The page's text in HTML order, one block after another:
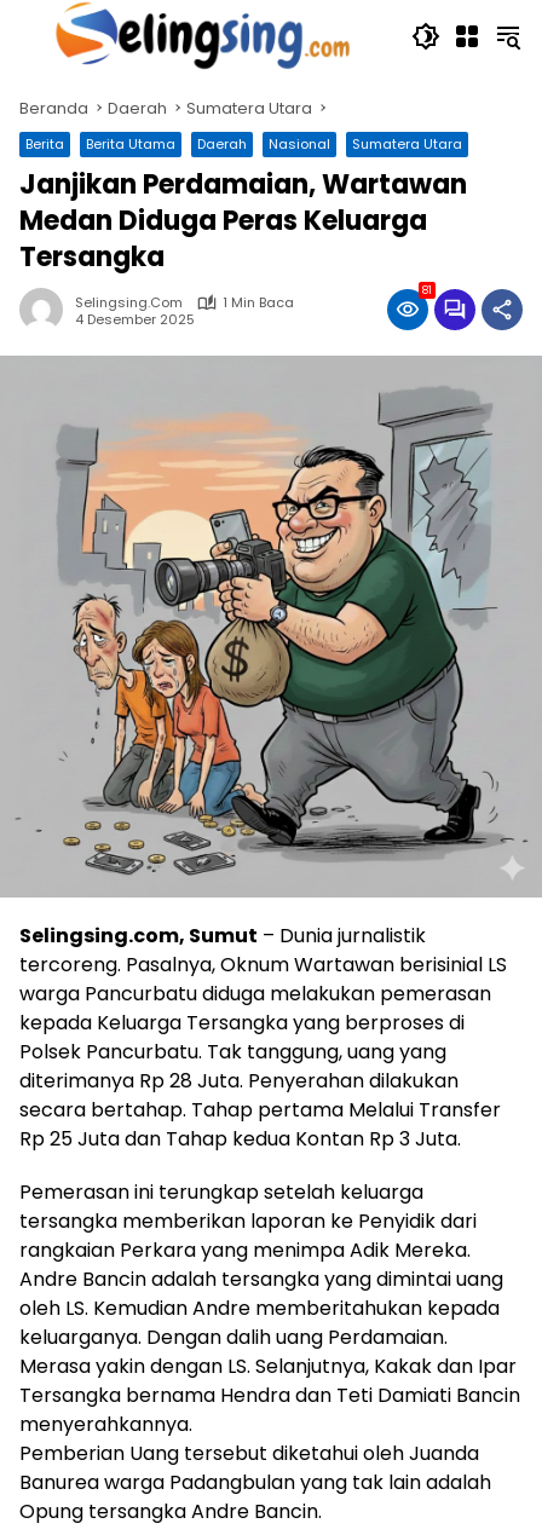
Langsung
Beranda Daerah Sumatera Utara
Berita Berita Utama Daerah Nasional Sumatera Utara
Janjikan Perdamaian, Wartawan
Medan Diduga Peras Keluarga
Tersangka
Selingsing.com
1 Min Baca
4 Desember 2025
81
Selingsing.com, Sumut – Dunia jurnalistik
tercoreng. Pasalnya, Oknum Wartawan berisinial LS
warga Pancurbatu diduga melakukan pemerasan
kepada Keluarga Tersangka yang berproses di
Polsek Pancurbatu. Tak tanggung, uang yang
diterimanya Rp 28 Juta. Penyerahan dilakukan
secara bertahap. Tahap pertama Melalui Transfer
Rp 25 Juta dan Tahap kedua Kontan Rp 3 Juta.
Pemerasan ini terungkap setelah keluarga
tersangka memberikan laporan ke Penyidik dari
rangkaian Perkara yang menimpa Adik Mereka.
Andre Bancin adalah tersangka yang dimintai uang
oleh LS. Kemudian Andre memberitahukan kepada
keluarganya. Dengan dalih uang Perdamaian.
Merasa yakin dengan LS. Selanjutnya, Kakak dan Ipar
Tersangka bernama Hendra dan Teti Damiati Bancin
menyerahkannya.
Pemberian Uang tersebut diketahui oleh Juanda
Banurea warga Padangbulan yang tak lain adalah
Opung tersangka Andre Bancin.